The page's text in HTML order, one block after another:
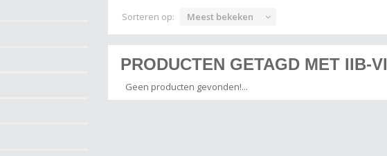
Sorteren op: Meest bekeken
PRODUCTEN GETAGD MET IIB-VI
Geen producten gevonden!...